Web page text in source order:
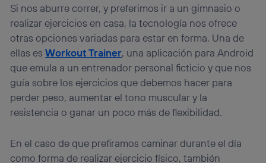
Si nos aburre correr, y preferimos ir a un gimnasio o
realizar ejercicios en casa, la tecnología nos ofrece
otras opciones variadas para estar en forma. Una de
ellas esWorkout Trainer, una aplicación para Android
que emula a un entrenador personal ficticio y que nos
guía sobre los ejercicios que debemos hacer para
perder peso, aumentar el tono muscular y la
resistencia o ganar un poco más de flexibilidad.
En el caso de que prefiramos caminar durante el día
como forma de realizar ejercicio físico, también